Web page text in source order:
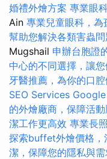
婚禮外燴方案 專業眼
Ain 專業兒童眼科，為
幫助您解決各類害蟲問
Mugshail 申辦台胞證
中心的不同選擇，讓
牙醫推薦，為你的口
SEO Services
的外燴廠商，保障活
潔工作更高效 專業長
探索buffet外燴價格，
潔，保障您的隱私與